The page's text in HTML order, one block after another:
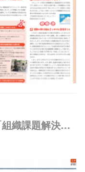
【ニュース】わくわーく：「組織課題解決ワークショップ＠オンライン・第11回」の支援者募集を開始しました